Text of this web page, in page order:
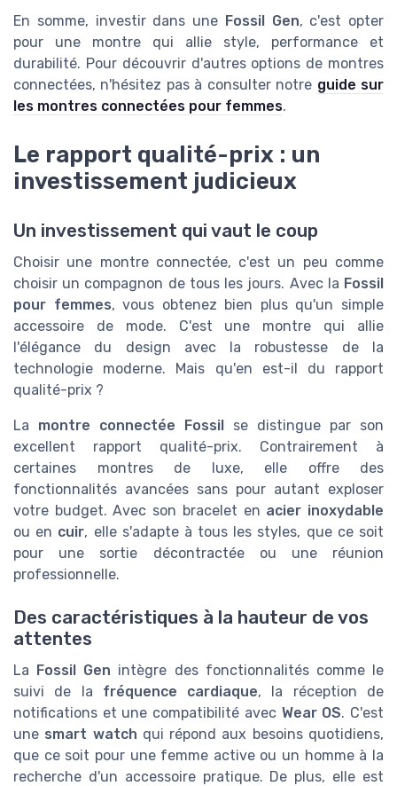
En somme, investir dans une Fossil Gen, c'est opter
pour une montre qui allie style, performance et
durabilité. Pour découvrir d'autres options de montres
connectées, n'hésitez pas à consulter notre guide sur
les montres connectées pour femmes.
Le rapport qualité-prix : un
investissement judicieux
Un investissement qui vaut le coup
Choisir une montre connectée, c'est un peu comme
choisir un compagnon de tous les jours. Avec la Fossil
pour femmes, vous obtenez bien plus qu'un simple
accessoire de mode. C'est une montre qui allie
l'élégance du design avec la robustesse de la
technologie moderne. Mais qu'en est-il du rapport
qualité-prix ?
La montre connectée Fossil se distingue par son
excellent rapport qualité-prix. Contrairement à
certaines montres de luxe, elle offre des
fonctionnalités avancées sans pour autant exploser
votre budget. Avec son bracelet en acier inoxydable
ou en cuir, elle s'adapte à tous les styles, que ce soit
pour une sortie décontractée ou une réunion
professionnelle.
Des caractéristiques à la hauteur de vos
attentes
La Fossil Gen intègre des fonctionnalités comme le
suivi de la fréquence cardiaque, la réception de
notifications et une compatibilité avec Wear OS. C'est
une smart watch qui répond aux besoins quotidiens,
que ce soit pour une femme active ou un homme à la
recherche d'un accessoire pratique. De plus, elle est